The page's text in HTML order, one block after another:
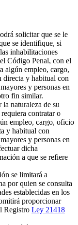
solicitar que se le
se identifique, si
inhabilitaciones
Código Penal, con el
algún empleo, cargo,
y habitual con
y personas en
fin similar.
naturaleza de su
contratar o
empleo, cargo, oficio
y habitual con
y personas en
dicha
a que se refiere
se limitará a
por quien se consulta
establecidas en los
proporcionar
Registro Ley 21418